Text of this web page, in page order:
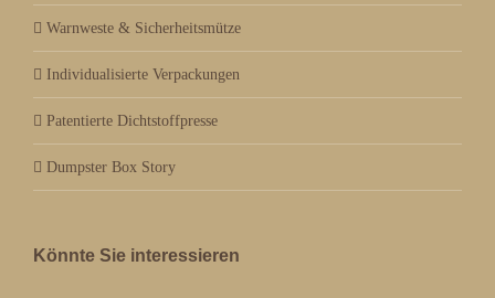
Warnweste & Sicherheitsmütze
Individualisierte Verpackungen
Patentierte Dichtstoffpresse
Dumpster Box Story
Könnte Sie interessieren